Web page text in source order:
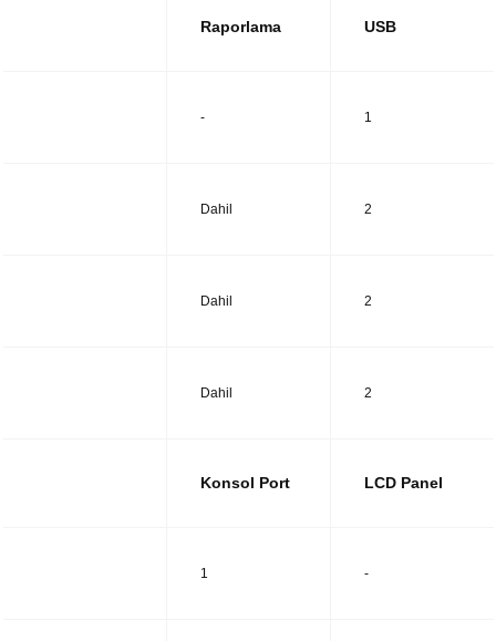
Raporlama USB
- 1
Dahil 2
Dahil 2
Dahil 2
Konsol Port LCD Panel
1 -